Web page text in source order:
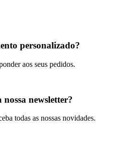
personalizado?
aos seus pedidos.
newsletter?
todas as nossas novidades.